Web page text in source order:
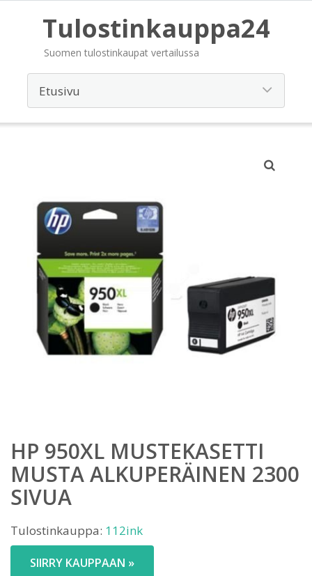
Tulostinkauppa24
Suomen tulostinkaupat vertailussa
HP 950XL MUSTEKASETTI
MUSTA ALKUPERÄINEN 2300
SIVUA
Tulostinkauppa: 112ink
SIIRRY KAUPPAAN »